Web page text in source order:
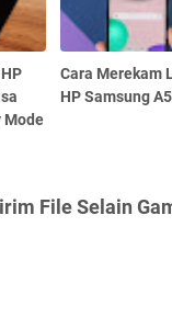
Mode
Cara Merekam
HP Samsung
File Selain